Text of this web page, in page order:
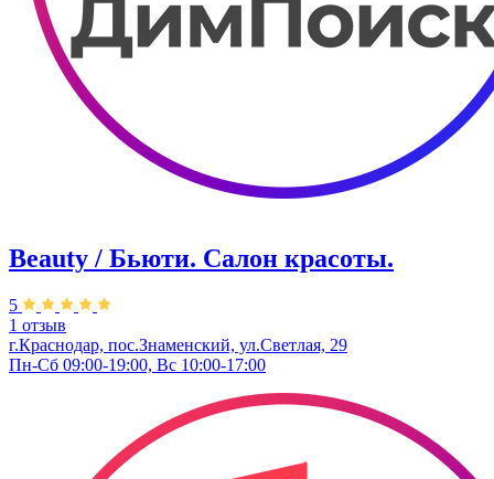
Beauty / Бьюти. Салон красоты.
5
1 отзыв
г.Краснодар, пос.Знаменский, ул.Светлая, 29
Пн-Сб 09:00-19:00, Вс 10:00-17:00